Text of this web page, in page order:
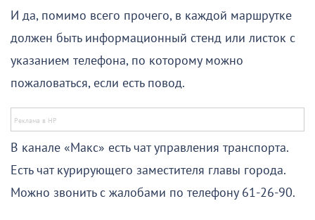
И да, помимо всего прочего, в каждой маршрутке
должен быть информационный стенд или листок с
указанием телефона, по которому можно
пожаловаться, если есть повод.
В канале «Макс» есть чат управления транспорта.
Есть чат курирующего заместителя главы города.
Можно звонить с жалобами по телефону 61-26-90.